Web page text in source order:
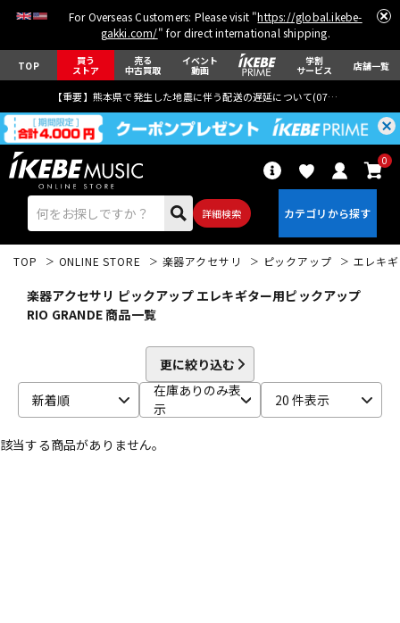
For Overseas Customers: Please visit "https://global.ikebe-
gakki.com/" for direct international shipping.
TOP 買う
ストア
売る
中古買取
イベント
動画
学割
サービス 店舗一覧
【重要】熊本県で発生した地震に伴う配送の遅延について(07月29日
詳細検索
0
TOP ONLINE STORE 楽器アクセサリ ピックアップ エレキ
楽器アクセサリ ピックアップ エレキギター用ピックアップ
RIO GRANDE 商品一覧
更に絞り込む
新着順
在庫ありのみ表
示
20 件表示
該当する商品がありません。